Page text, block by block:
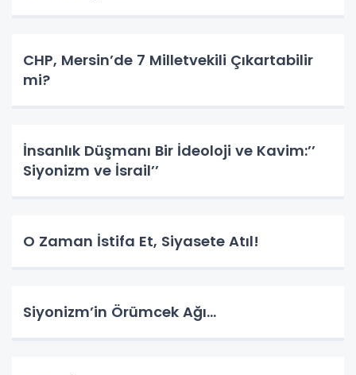
CHP, Mersin’de 7 Milletvekili Çıkartabilir
mi?
İnsanlık Düşmanı Bir İdeoloji ve Kavim:’’
Siyonizm ve İsrail’’
O Zaman İstifa Et, Siyasete Atıl!
Siyonizm’in Örümcek Ağı…